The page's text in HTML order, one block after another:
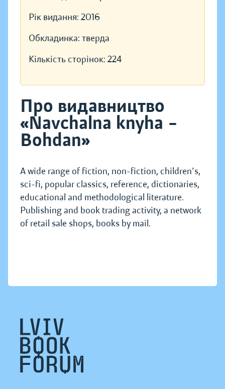
Рік видання: 2016
Обкладинка: тверда
Кількість сторінок: 224
Про видавництво
«Navchalna knyha –
Bohdan»
A wide range of fiction, non-fiction, children's,
sci-fi, popular classics, reference, dictionaries,
educational and methodological literature.
Publishing and book trading activity, a network
of retail sale shops, books by mail.